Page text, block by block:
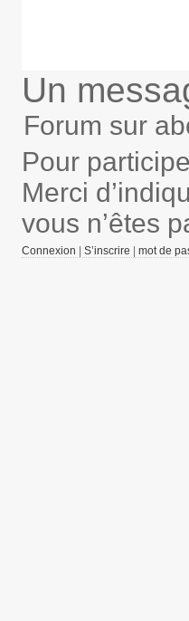
Un
Forum sur
Pour
Merci
vous n’êtes
Connexion S’inscrire mot de